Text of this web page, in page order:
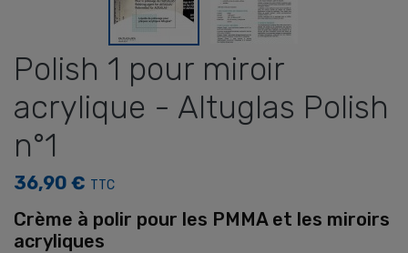
Polish 1 pour miroir
acrylique - Altuglas Polish
n°1
36,90 € TTC
Crème à polir pour les PMMA et les miroirs
acryliques